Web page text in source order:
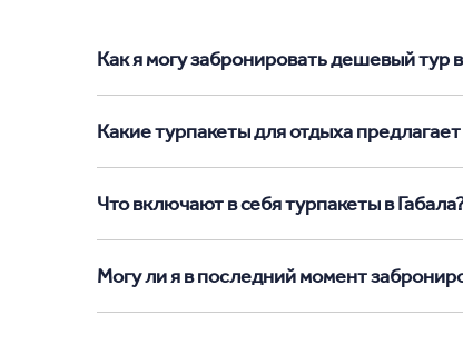
Как я могу забронировать дешевый тур
Какие турпакеты для отдыха
Что включают в себя турпакеты в
Могу ли я в последний момент